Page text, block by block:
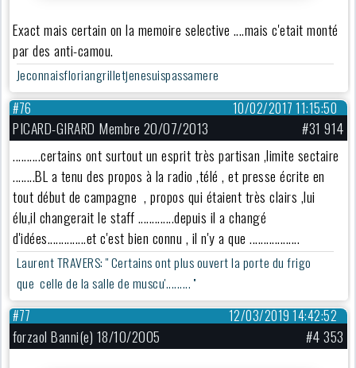
Exact mais certain on la memoire selective ....mais c'etait monté
par des anti-camou.
Jeconnaisfloriangrilletjenesuispassamere
10/02/2017 11:15:50
#76
PICARD-GIRARD Membre 20/07/2013
#31 914
..........certains ont surtout un esprit très partisan ,limite sectaire
........BL a tenu des propos à la radio ,télé , et presse écrite en
tout début de campagne , propos qui étaient très clairs ,lui
élu,il changerait le staff .............depuis il a changé
d'idées..............et c'est bien connu , il n'y a que ..................
Laurent TRAVERS: '' Certains ont plus ouvert la porte du frigo
que celle de la salle de muscu'......... ''
12/03/2019 14:42:52
#77
forzaol Banni(e) 18/10/2005 #4 353